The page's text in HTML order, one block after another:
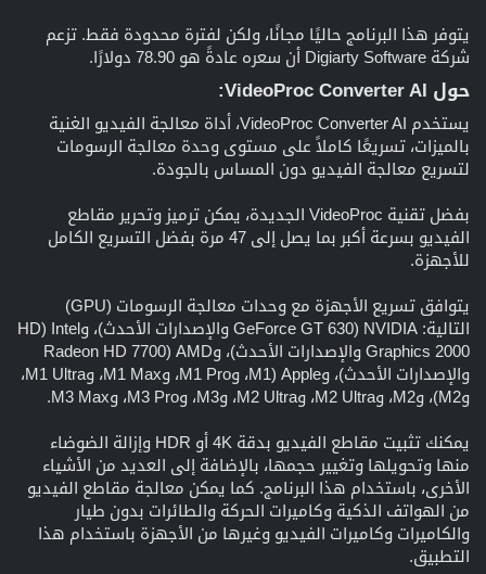
يتوفر هذا البرنامج حاليًا مجانًا، ولكن لفترة محدودة فقط. تزعم
شركة Digiarty Software أن سعره عادةً هو 78.90 دولارًا.
حول VideoProc Converter AI:
يستخدم VideoProc Converter AI، أداة معالجة الفيديو الغنية
بالميزات، تسريعًا كاملاً على مستوى وحدة معالجة الرسومات
لتسريع معالجة الفيديو دون المساس بالجودة.
بفضل تقنية VideoProc الجديدة، يمكن ترميز وتحرير مقاطع
الفيديو بسرعة أكبر بما يصل إلى 47 مرة بفضل التسريع الكامل
للأجهزة.
يتوافق تسريع الأجهزة مع وحدات معالجة الرسومات (GPU)
التالية: NVIDIA (GeForce GT 630 والإصدارات الأحدث)، وIntel (HD
Graphics 2000 والإصدارات الأحدث)، وAMD (Radeon HD 7700
والإصدارات الأحدث)، وApple (M1، وM1 Pro، وM1 Max، وM1 Ultra،
وM2)، وM2، وM2 Ultra، وM2 Ultra، وM3، وM3 Pro، وM3 Max.
يمكنك تثبيت مقاطع الفيديو بدقة 4K أو HDR وإزالة الضوضاء
منها وتحويلها وتغيير حجمها، بالإضافة إلى العديد من الأشياء
الأخرى، باستخدام هذا البرنامج. كما يمكن معالجة مقاطع الفيديو
من الهواتف الذكية وكاميرات الحركة والطائرات بدون طيار
والكاميرات وكاميرات الفيديو وغيرها من الأجهزة باستخدام هذا
التطبيق.